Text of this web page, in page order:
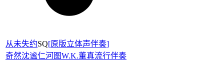
从未失约SQ[原版立体声伴奏]
奇然沈谧仁河图W.K.董真流行伴奏